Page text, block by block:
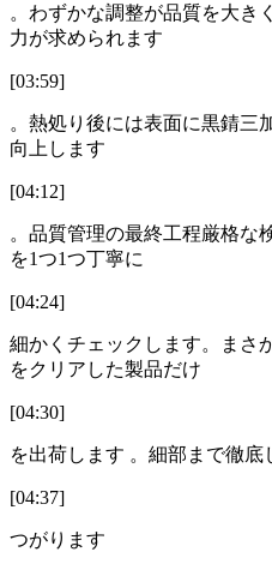
。わずかな調整が品質を大き
力が求められます
[03:59]
。熱処り後には表面に黒錆三
向上します
[04:12]
。品質管理の最終工程厳格な
を1つ1つ丁寧に
[04:24]
細かくチェックします。まさ
をクリアした製品だけ
[04:30]
を出荷します 。細部まで徹底
[04:37]
つがります